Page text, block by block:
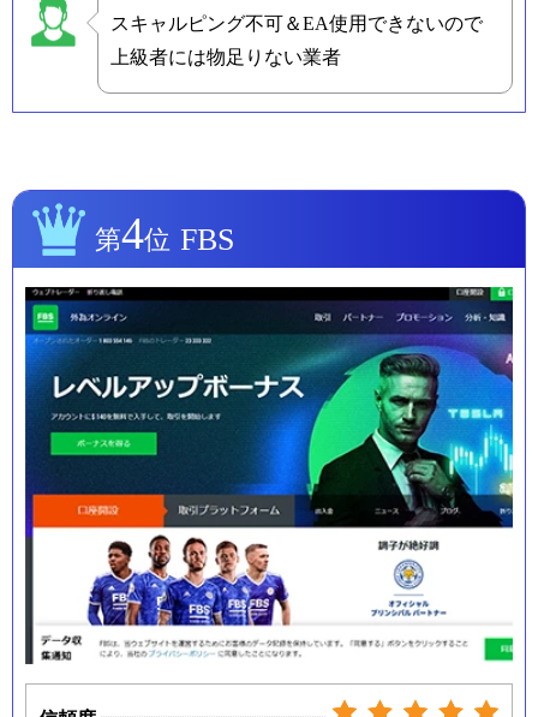
スキャルピング不可＆EA使用できないので
上級者には物足りない業者
第4位 FBS